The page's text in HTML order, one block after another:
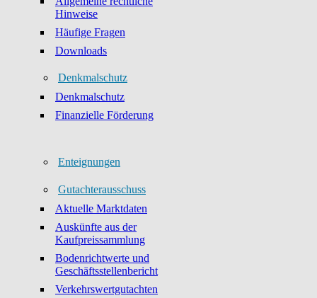
Hinweise
Häufige Fragen
Downloads
Denkmalschutz
Denkmalschutz
Finanzielle Förderung
Enteignungen
Gutachterausschuss
Aktuelle Marktdaten
Auskünfte aus der
Kaufpreissammlung
Bodenrichtwerte und
Geschäftsstellenbericht
Verkehrswertgutachten